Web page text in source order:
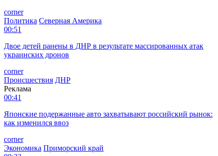
corner
Политика Северная Америка
00:51
Двое детей ранены в ДНР в результате массированных атак
украинских дронов
corner
Происшествия ДНР
Реклама
00:41
Японские подержанные авто захватывают российский рынок:
как изменился ввоз
corner
Экономика Приморский край